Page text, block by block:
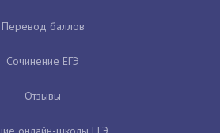
Перевод баллов
Сочинение ЕГЭ
Отзывы